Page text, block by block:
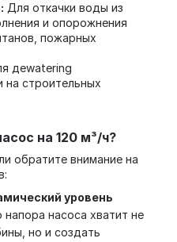
Для откачки воды из
и опорожнения
пожарных
деwatering
на строительных
на 120 м³/ч?
обратите внимание на
уровень
насоса хватит не
но и создать